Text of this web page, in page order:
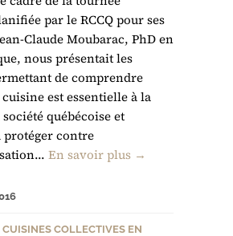
par le RCCQ pour ses
Claude Moubarac, PhD en
nous présentait les
de comprendre
est essentielle à la
québécoise et
protéger contre
En savoir plus →
CUISINES COLLECTIVES EN